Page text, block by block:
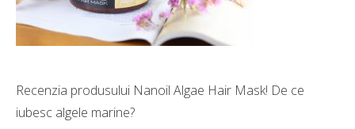
Recenzia produsului Nanoil Algae Hair Mask! De ce
iubesc algele marine?